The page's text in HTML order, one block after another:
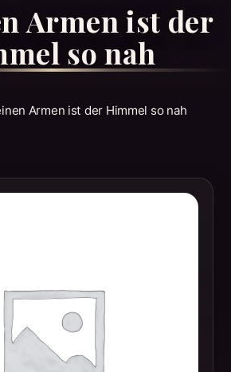
Armen ist der
so nah
Armen ist der Himmel so nah